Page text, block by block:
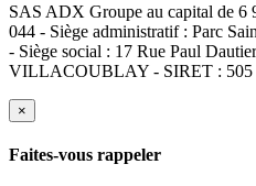
SAS ADX Groupe au capital de 6
044 - Siège administratif : Parc
- Siège social : 17 Rue Paul
VILLACOUBLAY - SIRET : 505
×
Faites-vous rappeler